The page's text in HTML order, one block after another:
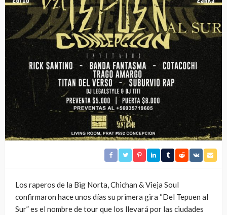
Los raperos de la Big Norta, Chichan & Vieja Soul
confirmaron hace unos días su primera gira “Del Tepuen al
Sur” es el nombre de tour que los llevará por las ciudades